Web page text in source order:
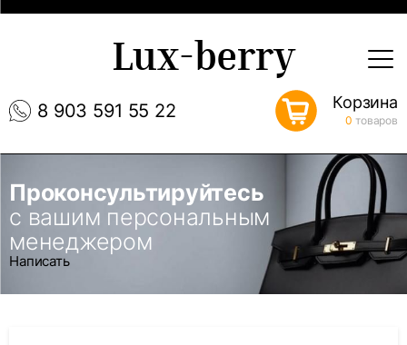
8 903 591 55 22
Lux-berry
Корзина
0 товаров
Проконсультируйтесь
с вашим персональным
менеджером
Написать